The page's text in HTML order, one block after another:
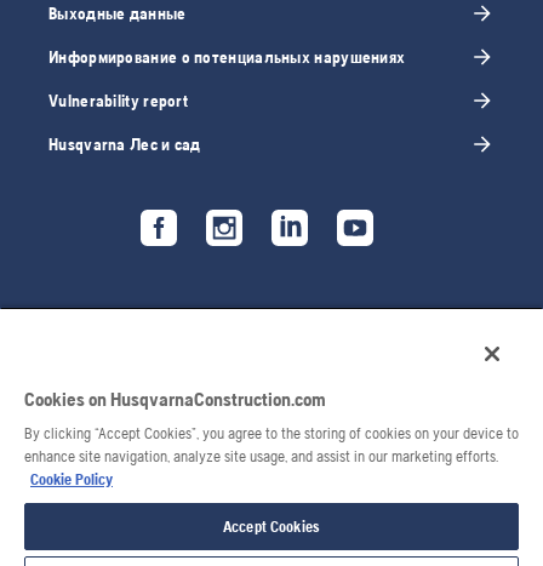
Выходные данные
Информирование о потенциальных нарушениях
Vulnerability report
Husqvarna Лес и сад
© 2026 Husqvarna AB. Все права защищены.
Cookies on HusqvarnaConstruction.com
By clicking “Accept Cookies”, you agree to the storing of cookies on your device to
enhance site navigation, analyze site usage, and assist in our marketing efforts.
Cookie Policy
Accept Cookies